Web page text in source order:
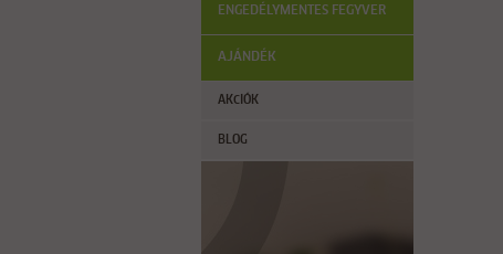
ENGEDÉLYMENTES FEGYVER
AJÁNDÉK
AKCIÓK
BLOG